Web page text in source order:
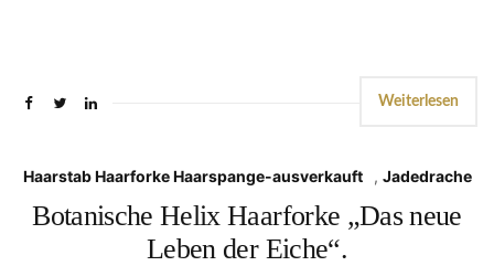
Weiterlesen
Haarstab Haarforke Haarspange-ausverkauft , Jadedrache
Botanische Helix Haarforke „Das neue
Leben der Eiche“.